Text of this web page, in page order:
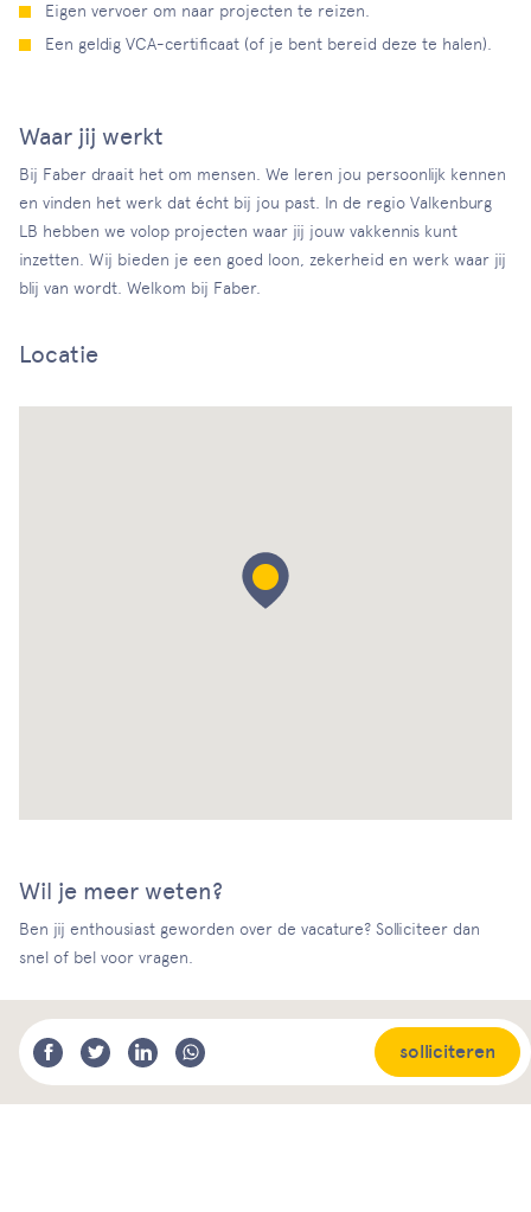
Eigen vervoer om naar projecten te reizen.
Een geldig VCA-certificaat (of je bent bereid deze te halen).
Waar jij werkt
Bij Faber draait het om mensen. We leren jou persoonlijk kennen
en vinden het werk dat écht bij jou past. In de regio Valkenburg
LB hebben we volop projecten waar jij jouw vakkennis kunt
inzetten. Wij bieden je een goed loon, zekerheid en werk waar jij
blij van wordt. Welkom bij Faber.
Locatie
Wil je meer weten?
Ben jij enthousiast geworden over de vacature? Solliciteer dan
snel of bel voor vragen.
solliciteren